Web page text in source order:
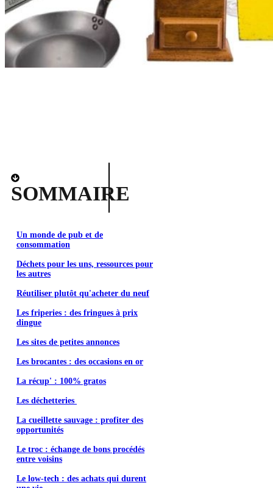
SOMMAIRE
Un monde de pub et de
consommation
Déchets pour les uns, ressources pour
les autres
Réutiliser plutôt qu'acheter du neuf
Les friperies : des fringues à prix
dingue
Les sites de petites annonces
Les brocantes : des occasions en or
La récup' : 100% gratos
Les déchetteries
La cueillette sauvage : profiter des
opportunités
Le troc : échange de bons procédés
entre voisins
Le low-tech : des achats qui durent